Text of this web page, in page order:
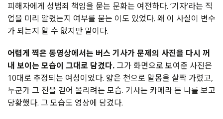
피해자에게 성범죄 책임을 묻는 문화는 여전하다. ‘기자’라는 직
업을 미리 알렸는지 여부를 묻는 이도 있었다. 왜 이 사실이 변수
가 되는지 알 수 없지만 말이다.
어렵게 찍은 동영상에서는 버스 기사가 문제의 사진을 다시 꺼
내 보이는 모습이 그대로 담겼다. 그가 화면으로 보여준 사진은
10대로 추정되는 여성이었다. 얇은 천으로 알몸을 살짝 가렸고,
누군가 그 천을 걷어 올리려는 모습. 기사는 카메라 든 나를 보고
당황했다. 그 모습도 영상에 담겼다.